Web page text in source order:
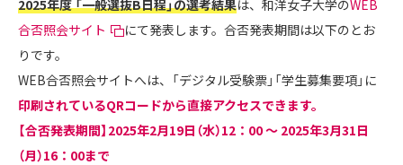
2025年度 「一般選抜B日程」の選考結果は、和洋女子大学のWEB
合否照会サイト
にて発表します。合否発表期間は以下のとお
りです。
WEB合否照会サイトへは、「デジタル受験票」「学生募集要項」に
印刷されているQRコードから直接アクセスできます。
【合否発表期間】2025年2月19日（水）12：00 ～ 2025年3月31日
（月）16：00まで